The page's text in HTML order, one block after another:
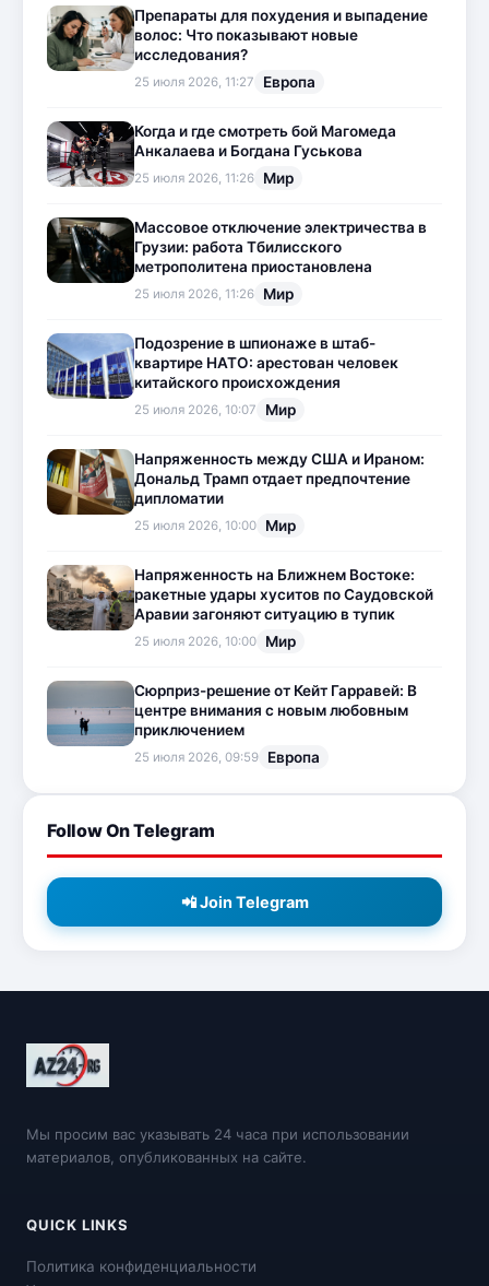
Препараты для похудения и выпадение
волос: Что показывают новые
исследования?
25 июля 2026, 11:27 Европа
Когда и где смотреть бой Магомеда
Анкалаева и Богдана Гуськова
25 июля 2026, 11:26 Мир
Массовое отключение электричества в
Грузии: работа Тбилисского
метрополитена приостановлена
25 июля 2026, 11:26 Мир
Подозрение в шпионаже в штаб-
квартире НАТО: арестован человек
китайского происхождения
25 июля 2026, 10:07 Мир
Напряженность между США и Ираном:
Дональд Трамп отдает предпочтение
дипломатии
25 июля 2026, 10:00 Мир
Напряженность на Ближнем Востоке:
ракетные удары хуситов по Саудовской
Аравии загоняют ситуацию в тупик
25 июля 2026, 10:00 Мир
Сюрприз-решение от Кейт Гарравей: В
центре внимания с новым любовным
приключением
25 июля 2026, 09:59 Европа
Follow On Telegram
📲 Join Telegram
Мы просим вас указывать 24 часа при использовании
материалов, опубликованных на сайте.
QUICK LINKS
Политика конфиденциальности